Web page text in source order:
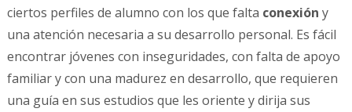
ciertos perfiles de alumno con los que falta conexión y
una atención necesaria a su desarrollo personal. Es fácil
encontrar jóvenes con inseguridades, con falta de apoyo
familiar y con una madurez en desarrollo, que requieren
una guía en sus estudios que les oriente y dirija sus